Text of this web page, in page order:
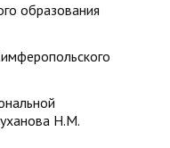
образования
Н.М.